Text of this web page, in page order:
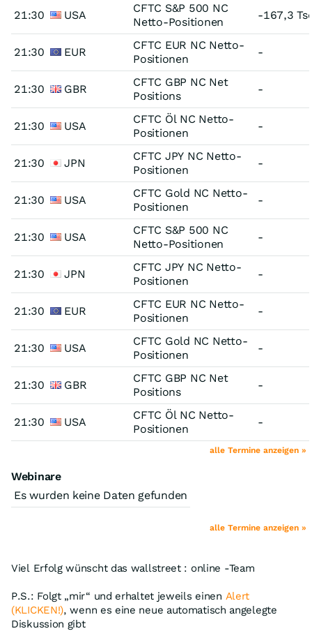
21:30 USA
CFTC S&P 500 NC
Netto-Positionen
-167,3
21:30 EUR
CFTC EUR NC Netto-
Positionen
-
21:30 GBR
CFTC GBP NC Net
Positions
-
21:30 USA
CFTC Öl NC Netto-
Positionen
-
21:30 JPN
CFTC JPY NC Netto-
Positionen
-
21:30 USA
CFTC Gold NC Netto-
Positionen
-
21:30 USA
CFTC S&P 500 NC
Netto-Positionen
-
21:30 JPN
CFTC JPY NC Netto-
Positionen
-
21:30 EUR
CFTC EUR NC Netto-
Positionen
-
21:30 USA
CFTC Gold NC Netto-
Positionen
-
21:30 GBR
CFTC GBP NC Net
Positions
-
21:30 USA
CFTC Öl NC Netto-
Positionen
-
alle Termine anzeigen »
Webinare
Es wurden keine Daten gefunden
alle Termine anzeigen »
Viel Erfolg wünscht das wallstreet : online -Team
P.S.: Folgt „mir“ und erhaltet jeweils einen Alert
(KLICKEN!), wenn es eine neue automatisch angelegte
Diskussion gibt